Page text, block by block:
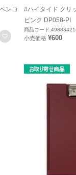
ンコ
お気に入りに登録
#ハイタイド クリ
ピンク DP058-PI
商品コード
小売価格 ¥600